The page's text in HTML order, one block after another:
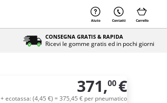
Aiuto Contatti Carrello
CONSEGNA GRATIS & RAPIDA
Ricevi le gomme gratis ed in pochi giorni
371,00 €
+ ecotassa: (4,45 €) = 375,45 € per pneumatico